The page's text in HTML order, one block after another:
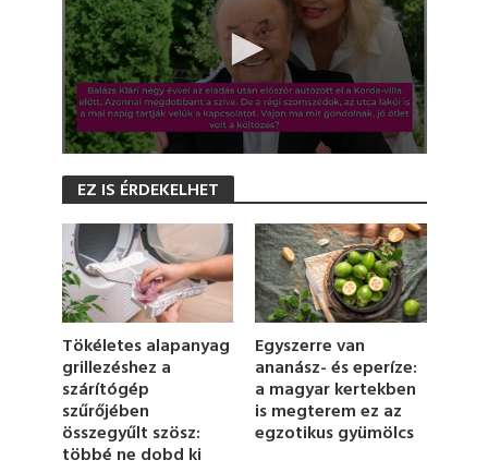
s
d
s
o
f
9
s
e
c
o
n
d
EZ IS ÉRDEKELHET
Tökéletes alapanyag
grillezéshez a
szárítógép
szűrőjében
összegyűlt szösz:
többé ne dobd ki
Egyszerre van
ananász- és eperíze:
a magyar kertekben
is megterem ez az
egzotikus gyümölcs